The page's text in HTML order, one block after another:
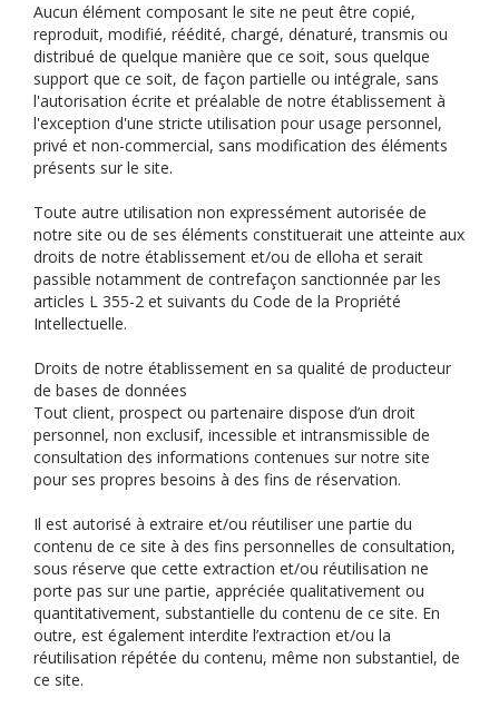
Aucun élément composant le site ne peut être copié,
reproduit, modifié, réédité, chargé, dénaturé, transmis ou
distribué de quelque manière que ce soit, sous quelque
support que ce soit, de façon partielle ou intégrale, sans
l'autorisation écrite et préalable de notre établissement à
l'exception d'une stricte utilisation pour usage personnel,
privé et non-commercial, sans modification des éléments
présents sur le site.
Toute autre utilisation non expressément autorisée de
notre site ou de ses éléments constituerait une atteinte aux
droits de notre établissement et/ou de elloha et serait
passible notamment de contrefaçon sanctionnée par les
articles L 355-2 et suivants du Code de la Propriété
Intellectuelle.
Droits de notre établissement en sa qualité de producteur
de bases de données
Tout client, prospect ou partenaire dispose d’un droit
personnel, non exclusif, incessible et intransmissible de
consultation des informations contenues sur notre site
pour ses propres besoins à des fins de réservation.
Il est autorisé à extraire et/ou réutiliser une partie du
contenu de ce site à des fins personnelles de consultation,
sous réserve que cette extraction et/ou réutilisation ne
porte pas sur une partie, appréciée qualitativement ou
quantitativement, substantielle du contenu de ce site. En
outre, est également interdite l’extraction et/ou la
réutilisation répétée du contenu, même non substantiel, de
ce site.